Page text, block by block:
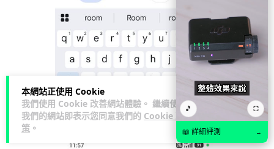
本網站正使用 Cookie
我們使用 Cookie 改善網站體驗。 繼續使用
我們的網站即表示您同意我們的 Cookie 政
策 。
🎵 ⛶
📖 詳細評測 →